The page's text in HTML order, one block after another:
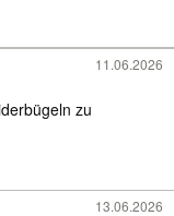
11.06.2026
zu
13.06.2026